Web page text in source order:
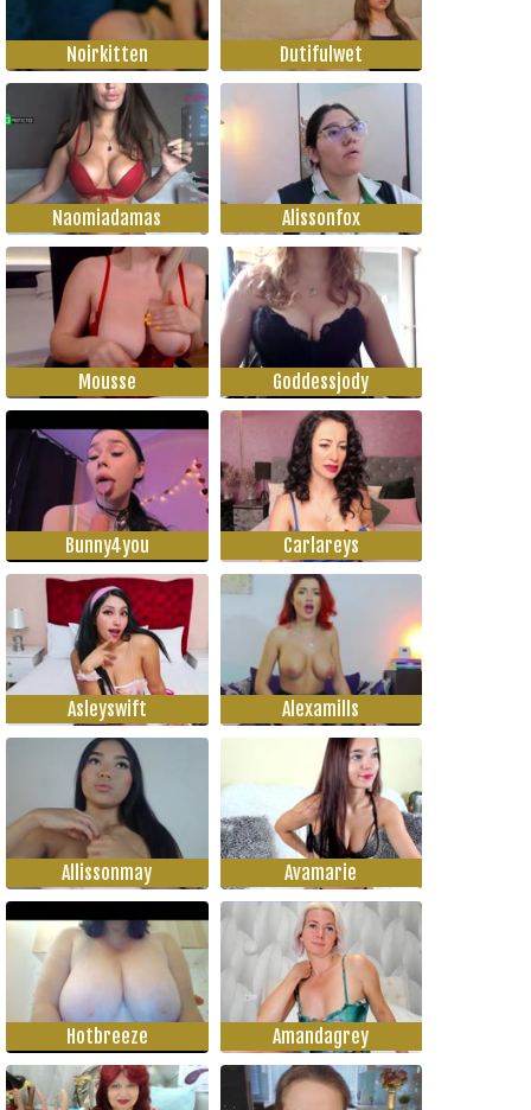
Noirkitten Dutifulwet
Naomiadamas Alissonfox
Mousse Goddessjody
Bunny4you Carlareys
Asleyswift Alexamills
Allissonmay Avamarie
Hotbreeze Amandagrey